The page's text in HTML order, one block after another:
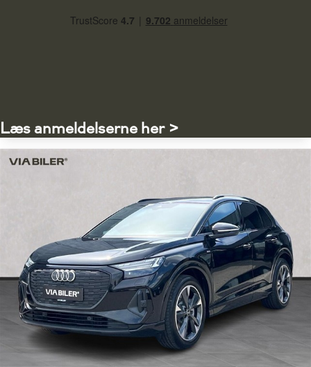
Læs anmeldelserne her >